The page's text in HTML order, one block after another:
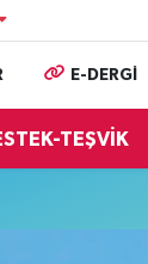
E-DERGİ
TEŞVİK